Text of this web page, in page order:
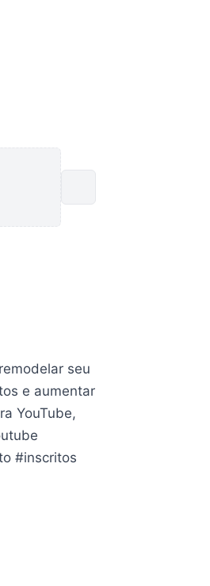
seu
e aumentar
YouTube,
#inscritos